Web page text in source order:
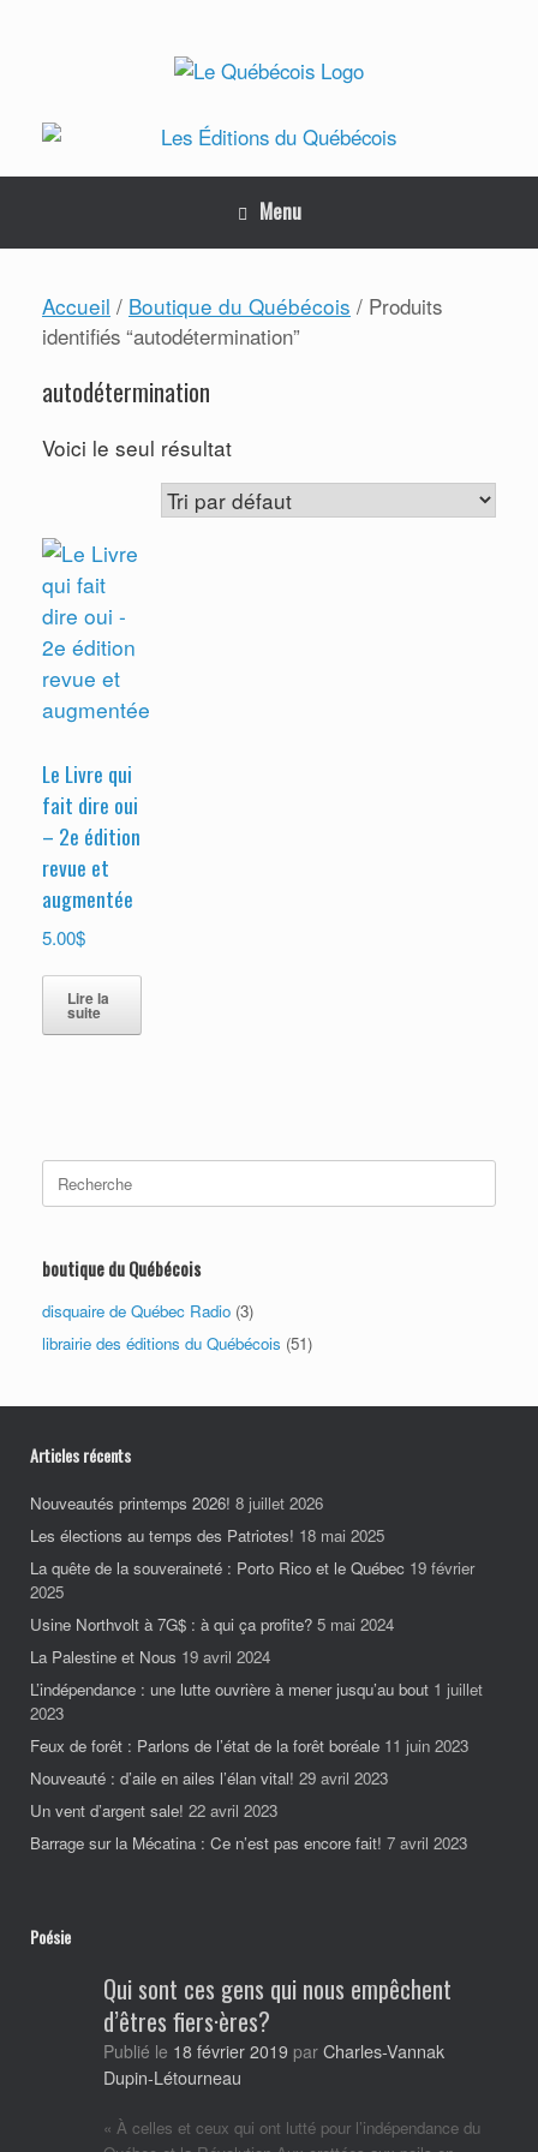
Menu
Accueil / Boutique du Québécois / Produits
identifiés “autodétermination”
autodétermination
Voici le seul résultat
Le Livre qui
fait dire oui
– 2e édition
revue et
augmentée
5.00$
Lire la
suite
Search
for:
boutique du Québécois
disquaire de Québec Radio (3)
librairie des éditions du Québécois (51)
Articles récents
Nouveautés printemps 2026! 8 juillet 2026
Les élections au temps des Patriotes! 18 mai 2025
La quête de la souveraineté : Porto Rico et le Québec 19 février
2025
Usine Northvolt à 7G$ : à qui ça profite? 5 mai 2024
La Palestine et Nous 19 avril 2024
L’indépendance : une lutte ouvrière à mener jusqu’au bout 1 juillet
2023
Feux de forêt : Parlons de l’état de la forêt boréale 11 juin 2023
Nouveauté : d’aile en ailes l’élan vital! 29 avril 2023
Un vent d’argent sale! 22 avril 2023
Barrage sur la Mécatina : Ce n’est pas encore fait! 7 avril 2023
Poésie
Qui sont ces gens qui nous empêchent
d’êtres fiers·ères?
Publié le 18 février 2019 par Charles-Vannak
Dupin-Létourneau
« À celles et ceux qui ont lutté pour l’indépendance du